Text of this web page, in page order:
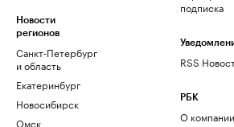
Новости
регионов
Санкт-Петербург
и область
Екатеринбург
Новосибирск
Омск
подписка
RSS
РБК
О компании